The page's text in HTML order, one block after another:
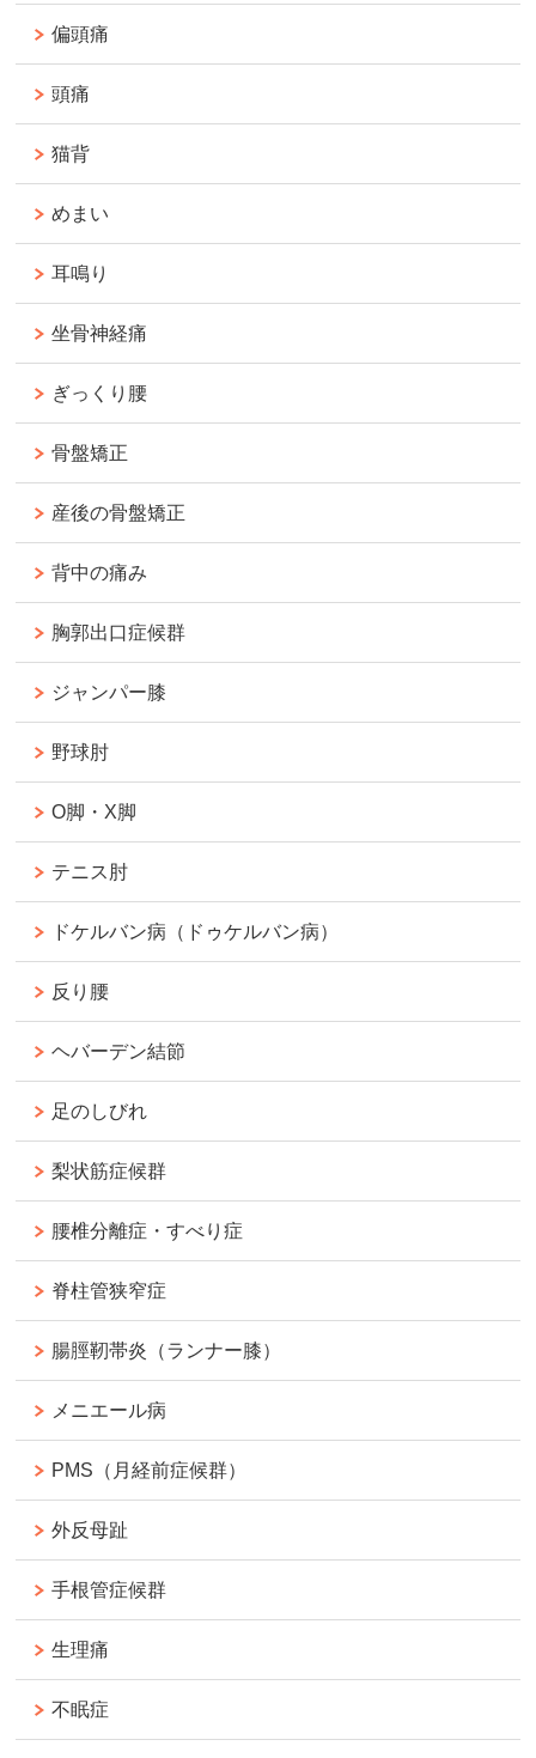
偏頭痛
頭痛
猫背
めまい
耳鳴り
坐骨神経痛
ぎっくり腰
骨盤矯正
産後の骨盤矯正
背中の痛み
胸郭出口症候群
ジャンパー膝
野球肘
O脚・X脚
テニス肘
ドケルバン病（ドゥケルバン病）
反り腰
ヘバーデン結節
足のしびれ
梨状筋症候群
腰椎分離症・すべり症
脊柱管狭窄症
腸脛靭帯炎（ランナー膝）
メニエール病
PMS（月経前症候群）
外反母趾
手根管症候群
生理痛
不眠症